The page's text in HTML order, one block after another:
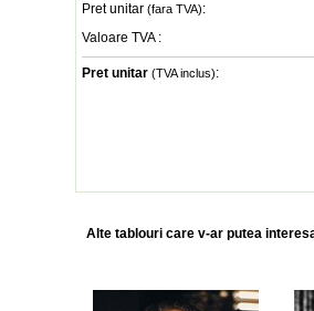
Pret unitar (fara TVA):
Valoare TVA :
Pret unitar (TVA inclus):
Alte tablouri care v-ar putea